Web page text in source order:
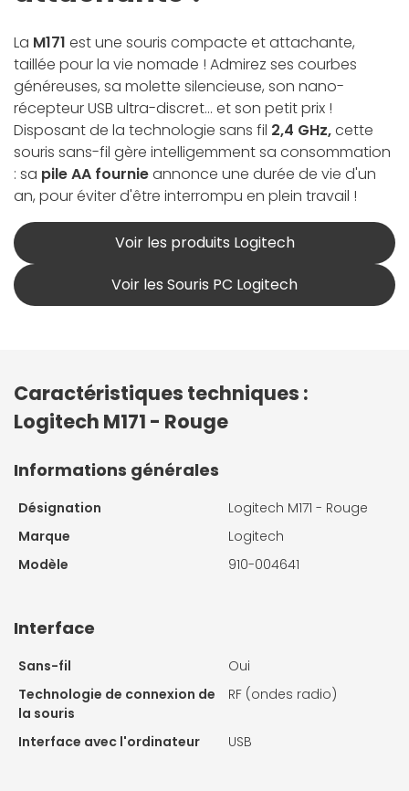
La M171 est une souris compacte et attachante,
taillée pour la vie nomade ! Admirez ses courbes
généreuses, sa molette silencieuse, son nano-
récepteur USB ultra-discret... et son petit prix !
Disposant de la technologie sans fil 2,4 GHz,cette
souris sans-fil gère intelligemment sa consommation
: sa pile AA fournieannonce une durée de vie d'un
an, pour éviter d'être interrompu en plein travail !
Voir les produits Logitech
Voir les Souris PC Logitech
Caractéristiques techniques :
Logitech M171 - Rouge
Informations générales
Désignation
Logitech M171 - Rouge
Marque
Logitech
Modèle
910-004641
Interface
Sans-fil
Oui
Technologie de connexion de
la souris
RF (ondes radio)
Interface avec l'ordinateur USB